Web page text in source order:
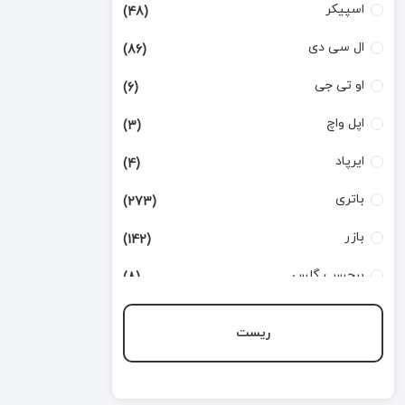
اسپیکر (48)
ال سی دی (86)
او تی جی (6)
اپل واچ (3)
ایرپاد (4)
باتری (273)
بازر (142)
برچسب گلس (8)
ریست